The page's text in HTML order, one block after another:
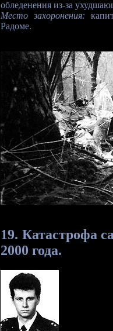
обледенения из-за
Место захоронения:
Радоме.
19. Катастрофа
2000 года.